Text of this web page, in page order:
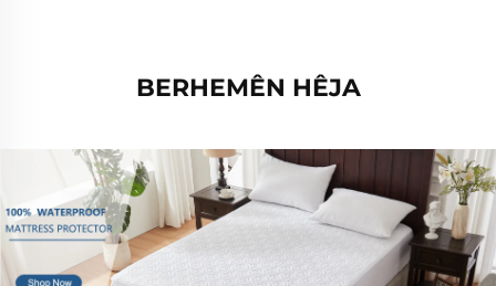
BERHEMÊN HÊJA